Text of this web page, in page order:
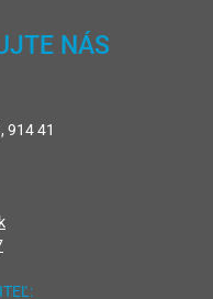
NÁS
914 41